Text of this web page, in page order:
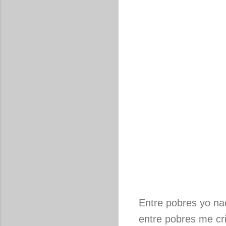
Entre pobres yo
entre pobres me